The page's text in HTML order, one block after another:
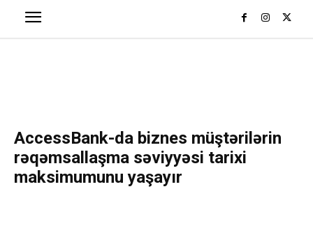
AccessBank-da biznes müştərilərin
rəqəmsallaşma səviyyəsi tarixi
maksimumunu yaşayır